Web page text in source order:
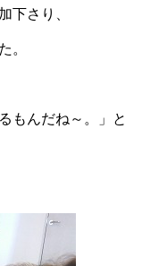
下さり、
。
もんだね～。」と